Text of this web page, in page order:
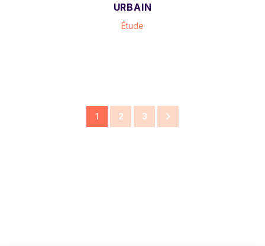
URBAIN
Étude
1 2 3